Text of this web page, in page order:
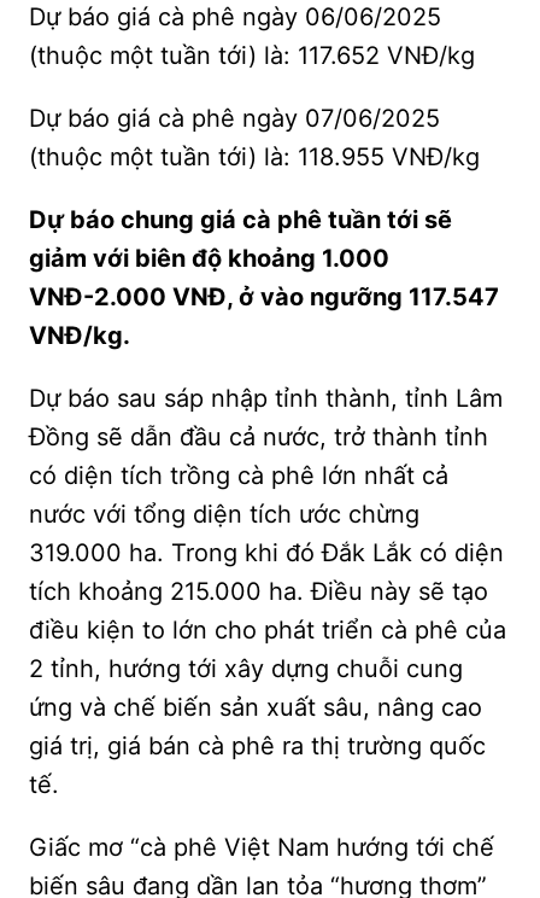
Dự báo giá cà phê ngày 06/06/2025
(thuộc một tuần tới) là: 117.652 VNĐ/kg
Dự báo giá cà phê ngày 07/06/2025
(thuộc một tuần tới) là: 118.955 VNĐ/kg
Dự báo chung giá cà phê tuần tới sẽ
giảm với biên độ khoảng 1.000
VNĐ-2.000 VNĐ, ở vào ngưỡng 117.547
VNĐ/kg.
Dự báo sau sáp nhập tỉnh thành, tỉnh Lâm
Đồng sẽ dẫn đầu cả nước, trở thành tỉnh
có diện tích trồng cà phê lớn nhất cả
nước với tổng diện tích ước chừng
319.000 ha. Trong khi đó Đắk Lắk có diện
tích khoảng 215.000 ha. Điều này sẽ tạo
điều kiện to lớn cho phát triển cà phê của
2 tỉnh, hướng tới xây dựng chuỗi cung
ứng và chế biến sản xuất sâu, nâng cao
giá trị, giá bán cà phê ra thị trường quốc
tế.
Giấc mơ “cà phê Việt Nam hướng tới chế
biến sâu đang dần lan tỏa “hương thơm”